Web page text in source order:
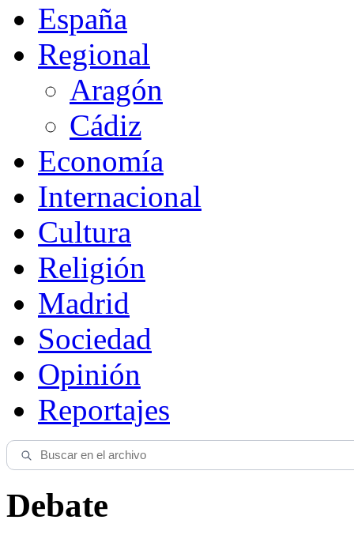
España
Regional
Aragón
Cádiz
Economía
Internacional
Cultura
Religión
Madrid
Sociedad
Opinión
Reportajes
Debate